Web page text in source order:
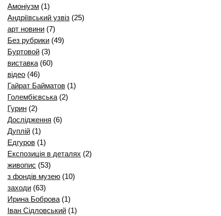
Амоніузм (1)
Андріївський узвіз (25)
арт новини (7)
Без рубрики (49)
Буртовой (3)
виставка (60)
відео (46)
Гайрат Байматов (1)
Голембієвська (2)
Гурин (2)
Дослідження (6)
Дуплій (1)
Едгуров (1)
Експозиція в деталях (2)
живопис (53)
з фондів музею (10)
заходи (63)
Ирина Боброва (1)
Іван Сідловський (1)